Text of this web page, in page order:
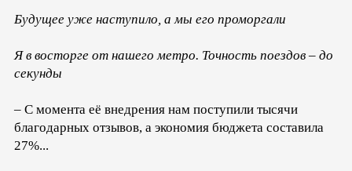
Будущее уже наступило, а мы его проморгали
Я в восторге от нашего метро. Точность поездов – до
секунды
– С момента её внедрения нам поступили тысячи
благодарных отзывов, а экономия бюджета составила
27%...